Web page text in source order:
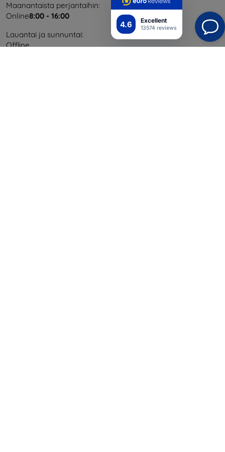
4.6 Excellent
13574 reviews
Maanantaista perjantaihin:
Online8:00 - 16:00
Lauantai ja sunnuntai:
Offline